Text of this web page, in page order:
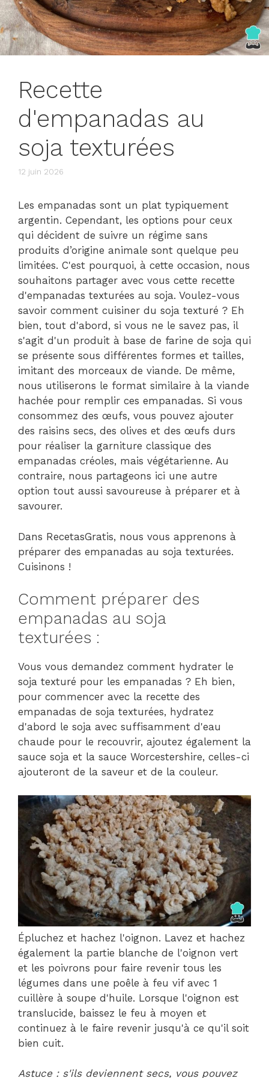
Recette
d'empanadas au
soja texturées
12 juin 2026
Les empanadas sont un plat typiquement
argentin. Cependant, les options pour ceux
qui décident de suivre un régime sans
produits d’origine animale sont quelque peu
limitées. C'est pourquoi, à cette occasion, nous
souhaitons partager avec vous cette recette
d'empanadas texturées au soja. Voulez-vous
savoir comment cuisiner du soja texturé ? Eh
bien, tout d'abord, si vous ne le savez pas, il
s'agit d'un produit à base de farine de soja qui
se présente sous différentes formes et tailles,
imitant des morceaux de viande. De même,
nous utiliserons le format similaire à la viande
hachée pour remplir ces empanadas. Si vous
consommez des œufs, vous pouvez ajouter
des raisins secs, des olives et des œufs durs
pour réaliser la garniture classique des
empanadas créoles, mais végétarienne. Au
contraire, nous partageons ici une autre
option tout aussi savoureuse à préparer et à
savourer.
Dans RecetasGratis, nous vous apprenons à
préparer des empanadas au soja texturées.
Cuisinons !
Comment préparer des
empanadas au soja
texturées :
Vous vous demandez comment hydrater le
soja texturé pour les empanadas ? Eh bien,
pour commencer avec la recette des
empanadas de soja texturées, hydratez
d'abord le soja avec suffisamment d'eau
chaude pour le recouvrir, ajoutez également la
sauce soja et la sauce Worcestershire, celles-ci
ajouteront de la saveur et de la couleur.
Épluchez et hachez l'oignon. Lavez et hachez
également la partie blanche de l'oignon vert
et les poivrons pour faire revenir tous les
légumes dans une poêle à feu vif avec 1
cuillère à soupe d'huile. Lorsque l'oignon est
translucide, baissez le feu à moyen et
continuez à le faire revenir jusqu'à ce qu'il soit
bien cuit.
Astuce : s'ils deviennent secs, vous pouvez